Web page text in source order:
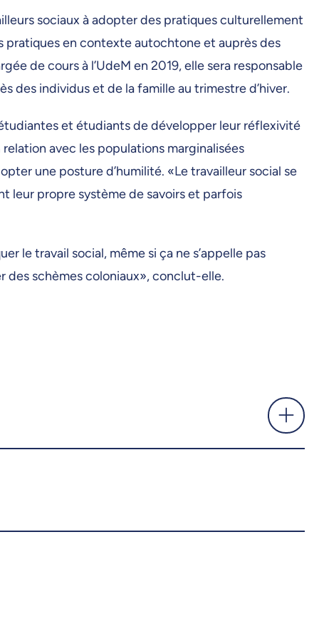
sociaux à adopter des pratiques culturellement
pratiques en contexte autochtone et auprès des
de cours à l’UdeM en 2019, elle sera responsable
des individus et de la famille au trimestre d’hiver.
et étudiants de développer leur réflexivité
avec les populations marginalisées
une posture d’humilité. «Le travailleur social se
leur propre système de savoirs et parfois
le travail social, même si ça ne s’appelle pas
des schèmes coloniaux», conclut-elle.